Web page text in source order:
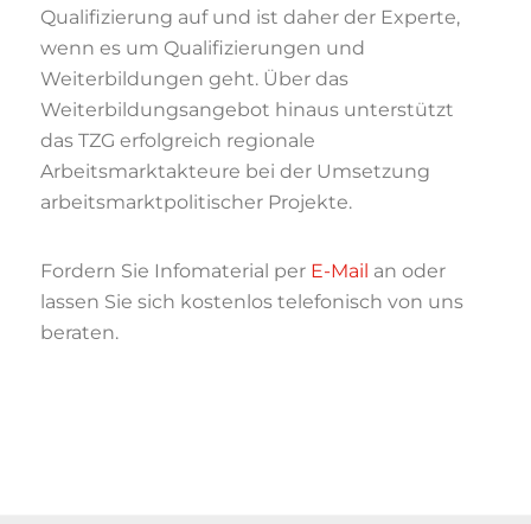
Qualifizierung auf und ist daher der Experte,
wenn es um Qualifizierungen und
Weiterbildungen geht. Über das
Weiterbildungsangebot hinaus unterstützt
das TZG erfolgreich regionale
Arbeitsmarktakteure bei der Umsetzung
arbeitsmarktpolitischer Projekte.
Fordern Sie Infomaterial per E-Mail an oder
lassen Sie sich kostenlos telefonisch von uns
beraten.